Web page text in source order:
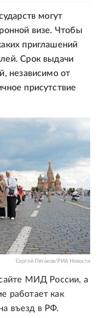
могут
визе. Чтобы
приглашений
Срок выдачи
независимо от
присутствие
Сергей Пятаков/РИА Новости
МИД России, а
работает как
въезд в РФ.